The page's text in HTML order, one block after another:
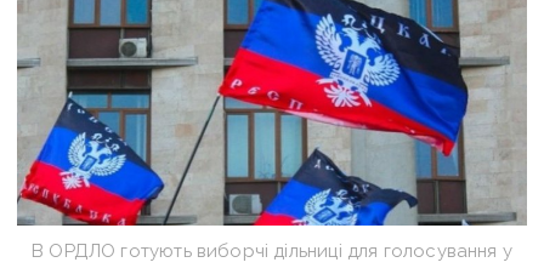
В ОРДЛО готують виборчі дільниці для голосування у